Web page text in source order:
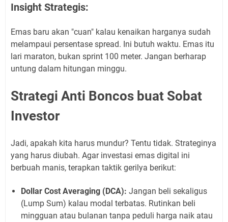
Insight Strategis:
Emas baru akan "cuan" kalau kenaikan harganya sudah
melampaui persentase spread. Ini butuh waktu. Emas itu
lari maraton, bukan sprint 100 meter. Jangan berharap
untung dalam hitungan minggu.
Strategi Anti Boncos buat Sobat
Investor
Jadi, apakah kita harus mundur? Tentu tidak. Strateginya
yang harus diubah. Agar investasi emas digital ini
berbuah manis, terapkan taktik gerilya berikut:
Dollar Cost Averaging (DCA): Jangan beli sekaligus
(Lump Sum) kalau modal terbatas. Rutinkan beli
mingguan atau bulanan tanpa peduli harga naik atau